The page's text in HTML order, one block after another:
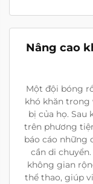
Nâng cao
Một đội bóng
khó khăn trong
bị của họ. Sau
trên phương
báo cáo những
cần di
không gian
thể thao, giúp